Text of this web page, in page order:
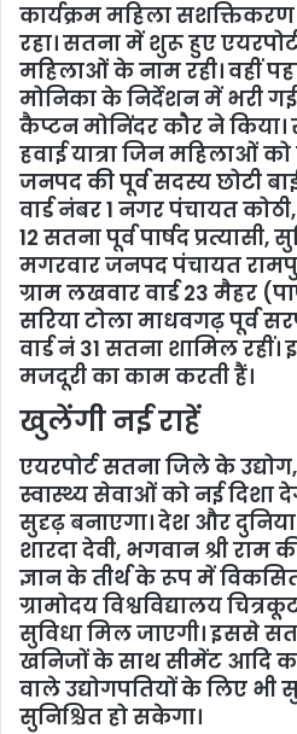
कार्यक्रम महिला
रहा। सतना में शुरू हुए
महिलाओं के नाम रही। वहीं
मोनिका के निर्देशन में भरी
कैप्टन मोनिंदर कौर ने किया।
हवाई यात्रा जिन महिलाओं
जनपद की पूर्व सदस्य छोटी
वार्ड नंबर 1 नगर पंचायत
12 सतना पूर्व पार्षद प्रत्यासी,
मगरवार जनपद पंचायत
ग्राम लखवार वार्ड 23 मैहर
सरिया टोला माधवगढ़ पूर्व
वार्ड नं 31 सतना शामिल
मजदूरी का काम करती हैं।
खुलेंगी नई राहें
एयरपोर्ट सतना जिले के
स्वास्थ्य सेवाओं को नई दिशा
सुदृढ़ बनाएगा। देश और दुनिया
शारदा देवी, भगवान श्री
ज्ञान के तीर्थ के रूप में
ग्रामोदय विश्वविद्यालय
सुविधा मिल जाएगी। इससे
खनिजों के साथ सीमेंट आदि
वाले उद्योगपतियों के लिए
सुनिश्चित हो सकेगा।